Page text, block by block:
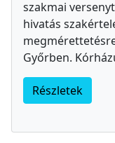
szakmai
hivatás
Győrben.
Részletek